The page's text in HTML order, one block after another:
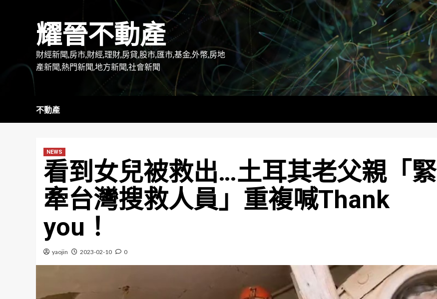
耀晉不動產
財經新聞,房市,財經,理財,房貸,股市,匯市,基金,外幣,房地
產新聞,熱門新聞,地方新聞,社會新聞
不動產
NEWS
看到女兒被救出…土耳其老父親「緊
牽台灣搜救人員」重複喊Thank
you！
yaojin 2023-02-10 0